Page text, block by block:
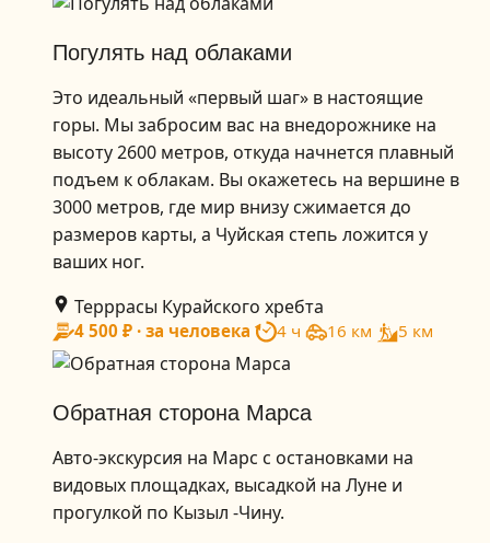
артефакта.
Погулять над облаками
Это идеальный «первый шаг» в настоящие
горы. Мы забросим вас на внедорожнике на
высоту 2600 метров, откуда начнется плавный
подъем к облакам. Вы окажетесь на вершине в
3000 метров, где мир внизу сжимается до
размеров карты, а Чуйская степь ложится у
ваших ног.
Терррасы Курайского хребта
4 500 ₽ · за человека 4 ч 16 км 5 км
Обратная сторона Марса
Авто-экскурсия на Марс с остановками на
видовых площадках, высадкой на Луне и
прогулкой по Кызыл -Чину.